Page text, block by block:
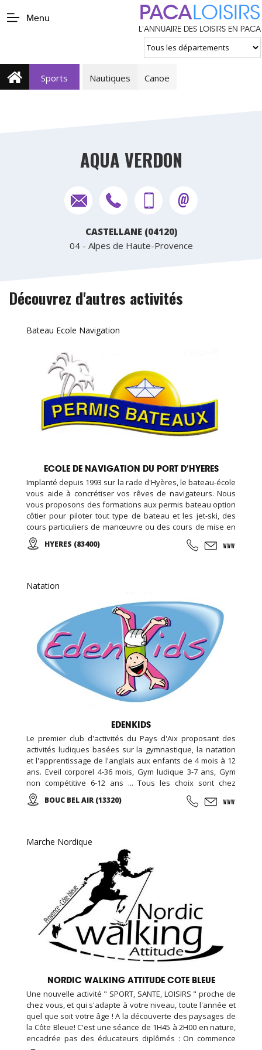
Menu PACALOISIRS
L'ANNUAIRE DES LOISIRS EN PACA
Sports Nautiques Canoe
AQUA VERDON
CASTELLANE (04120)
04 - Alpes de Haute-Provence
Découvrez d'autres activités
Bateau Ecole Navigation
ECOLE DE NAVIGATION DU PORT D’HYERES
Implanté depuis 1993 sur la rade d'Hyères, le bateau-école
vous aide à concrétiser vos rêves de navigateurs. Nous
vous proposons des formations aux permis bateau option
côtier pour piloter tout type de bateau et les jet-ski, des
cours particuliers de manœuvre ou des cours de mise en
main de votre nouveau bateau... L'école vous permettra
de réussir à l'examen du certificat restreint de
HYERES (83400)
Natation
EDENKIDS
Le premier club d'activités du Pays d'Aix proposant des
activités ludiques basées sur la gymnastique, la natation
et l'apprentissage de l'anglais aux enfants de 4 mois à 12
ans. Eveil corporel 4-36 mois, Gym ludique 3-7 ans, Gym
non compétitive 6-12 ans ... Tous les choix sont chez
EDENKIDS !
BOUC BEL AIR (13320)
Marche Nordique
NORDIC WALKING ATTITUDE COTE BLEUE
Une nouvelle activité " SPORT, SANTE, LOISIRS " proche de
chez vous, et qui s'adapte à votre niveau, toute l'année et
quel que soit votre âge ! A la découverte des paysages de
la Côte Bleue! C'est une séance de 1H45 à 2H00 en nature,
encadrée pas des éducateurs diplômés : On commence